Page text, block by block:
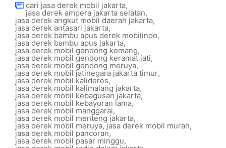
cari jasa derek mobil jakarta,
jasa derek ampera jakarta selatan,
jasa derek angkut mobil daerah jakarta,
jasa derek antasari jakarta,
jasa derek bambu apus derek mobilindo,
jasa derek bambu apus jakarta,
jasa derek mobil gendong kemang,
jasa derek mobil gendong keramat jati,
jasa derek mobil gendong meruya,
jasa derek mobil jatinegara jakarta timur,
jasa derek mobil kalideres,
jasa derek mobil kalimalang jakarta,
jasa derek mobil kebagusan jakarta,
jasa derek mobil kebayoran lama,
jasa derek mobil manggarai,
jasa derek mobil menteng jakarta,
jasa derek mobil meruya,jasa derek mobil murah,
jasa derek mobil pancoran,
jasa derek mobil pasar minggu,